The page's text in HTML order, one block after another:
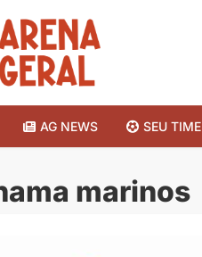
AG NEWS SEU TIME
marinos